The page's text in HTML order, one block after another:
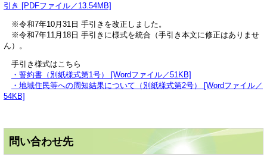
引き [PDFファイル／13.54MB]
※令和7年10月31日 手引きを改正しました。
※令和7年11月18日 手引きに様式を統合（手引き本文に修正はありませ
ん）。
手引き様式はこちら
・誓約書（別紙様式第1号） [Wordファイル／51KB]
・地域住民等への周知結果について（別紙様式第2号） [Wordファイル／
54KB]
問い合わせ先